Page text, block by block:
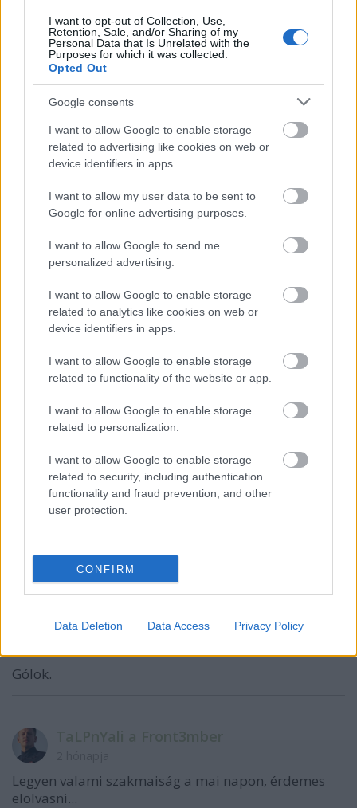
I want to opt-out of Collection, Use,
Retention, Sale, and/or Sharing of my
Personal Data that Is Unrelated with the
Purposes for which it was collected.
Opted Out
Google consents
I want to allow Google to enable storage
related to advertising like cookies on web or
device identifiers in apps.
I want to allow my user data to be sent to
Google for online advertising purposes.
I want to allow Google to send me
personalized advertising.
I want to allow Google to enable storage
related to analytics like cookies on web or
device identifiers in apps.
I want to allow Google to enable storage
related to functionality of the website or app.
I want to allow Google to enable storage
related to personalization.
I want to allow Google to enable storage
related to security, including authentication
functionality and fraud prevention, and other
user protection.
CONFIRM
Data Deletion Data Access Privacy Policy
@Kokane: Kösszi:))))
Pumuckl1
Dán - Kongó
Laza 15 perc
2 hónapja
Na nézzük miért van ilyen odszkiosztás a Berrettini
meccsre?
2 hónapja
Masta Killa
meccseken.:-(
Masta Killa
Gólok.
Legyen valami szakmaiság a mai napon, érdemes
elolvasni...